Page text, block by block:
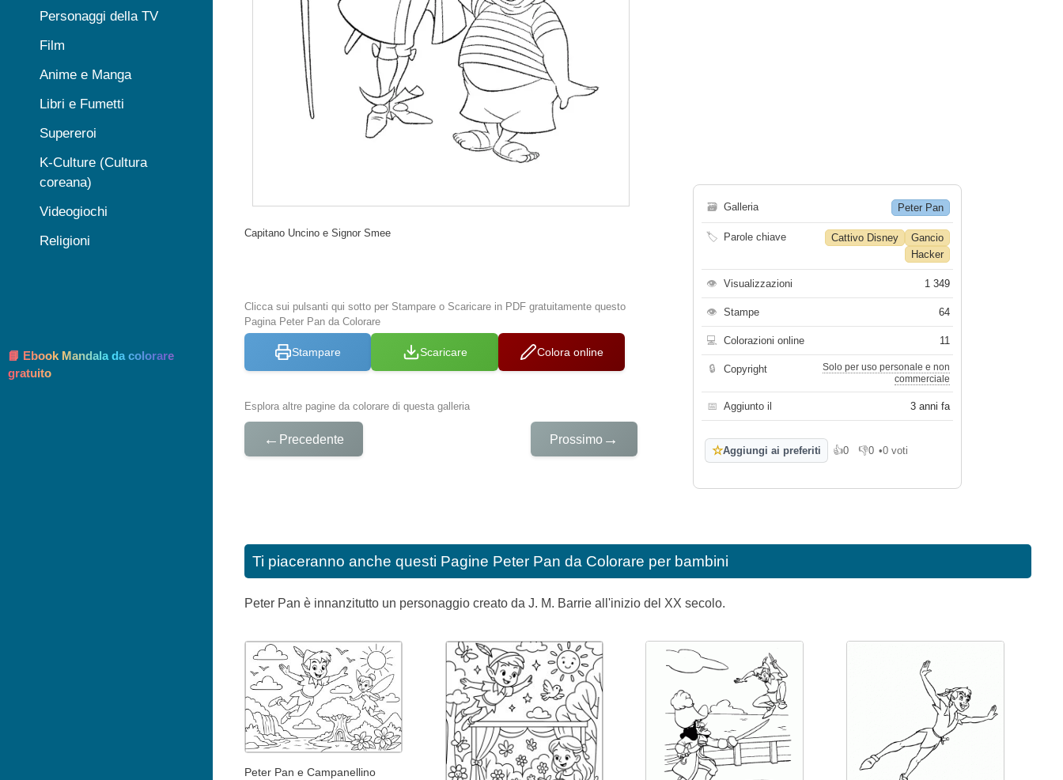
Capitano Uncino e Signor Smee
Clicca sui pulsanti qui sotto per Stampare o Scaricare in PDF gratuitamente questo
Pagina Peter Pan da Colorare
Stampare Scaricare Colora online
Esplora altre pagine da colorare di questa galleria
← Precedente Prossimo →
🗃 Galleria Peter Pan
🏷 Parole chiave Cattivo Disney
Gancio
Hacker
👁 Visualizzazioni 1 349
👁 Stampe 64
💻 Colorazioni online 11
🔒 Copyright
Solo per uso personale e non
commerciale
📅 Aggiunto il 3 anni fa
☆Aggiungi ai preferiti 👍0
Mi piace
👎0
Non mi piace
•0 voti
Ti piaceranno anche questi Pagine Peter Pan da Colorare per bambini
Peter Pan è innanzitutto un personaggio creato da J. M. Barrie all'inizio del XX secolo.
Peter Pan e Campanellino
Personaggi della TV
Film
Anime e Manga
Libri e Fumetti
Supereroi
K-Culture (Cultura
coreana)
Videogiochi
Religioni
📘 Ebook Mandala da colorare
gratuito